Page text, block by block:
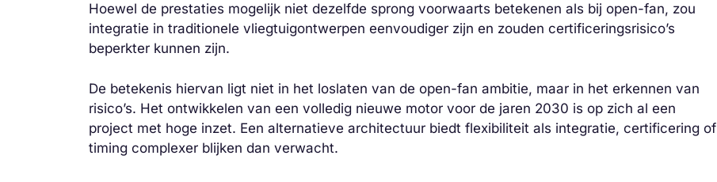
Hoewel de prestaties mogelijk niet dezelfde sprong voorwaarts betekenen als bij open-fan, zou
integratie in traditionele vliegtuigontwerpen eenvoudiger zijn en zouden certificeringsrisico’s
beperkter kunnen zijn.
De betekenis hiervan ligt niet in het loslaten van de open-fan ambitie, maar in het erkennen van
risico’s. Het ontwikkelen van een volledig nieuwe motor voor de jaren 2030 is op zich al een
project met hoge inzet. Een alternatieve architectuur biedt flexibiliteit als integratie, certificering of
timing complexer blijken dan verwacht.